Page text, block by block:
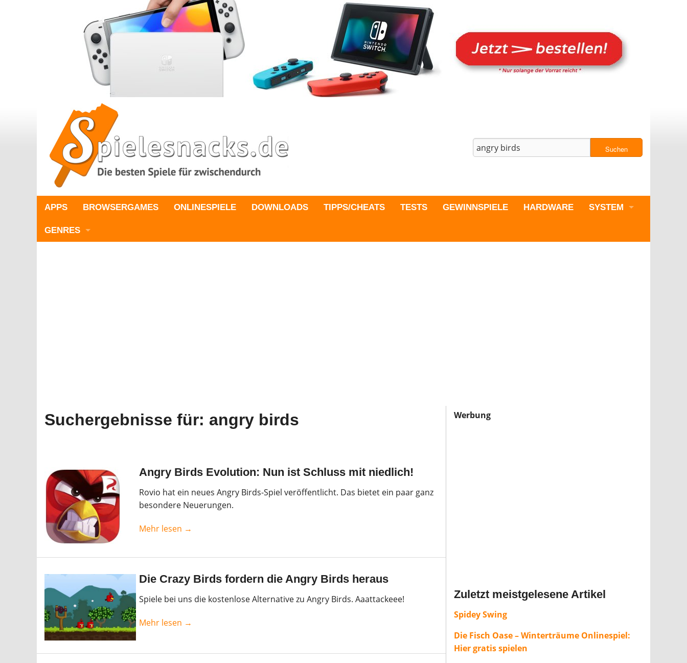
Suchen
APPS BROWSERGAMES ONLINESPIELE DOWNLOADS TIPPS/CHEATS TESTS GEWINNSPIELE HARDWARE SYSTEM
GENRES
Suchergebnisse für: angry birds
Angry Birds Evolution: Nun ist Schluss mit niedlich!
Rovio hat ein neues Angry Birds-Spiel veröffentlicht. Das bietet ein paar ganz
besondere Neuerungen.
Mehr lesen →
Die Crazy Birds fordern die Angry Birds heraus
Spiele bei uns die kostenlose Alternative zu Angry Birds. Aaattackeee!
Mehr lesen →
Werbung
Zuletzt meistgelesene Artikel
Spidey Swing
Die Fisch Oase – Winterträume Onlinespiel:
Hier gratis spielen